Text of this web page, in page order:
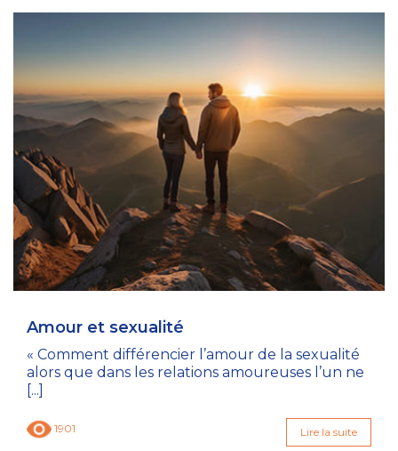
Amour et sexualité
« Comment différencier l’amour de la sexualité
alors que dans les relations amoureuses l’un ne
[...]
1901 Lire la suite